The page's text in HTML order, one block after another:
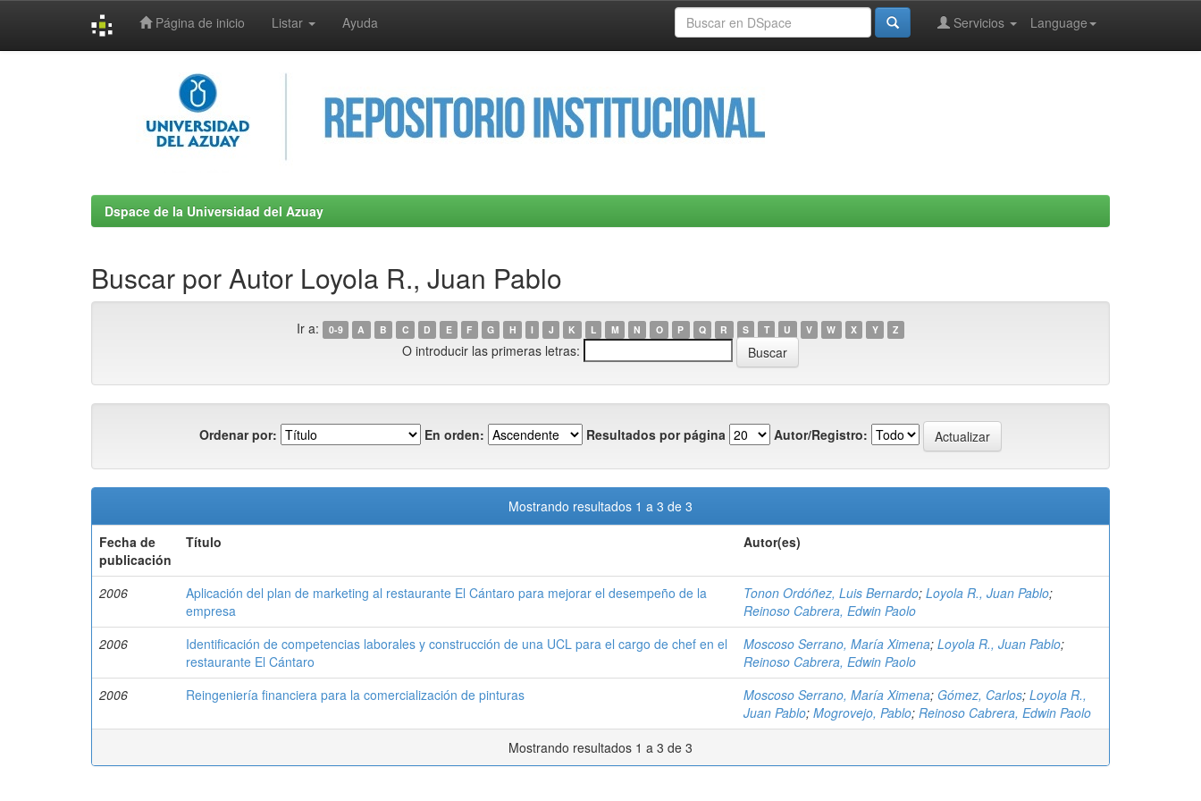
Página de inicio Listar Ayuda Language
Servicios
Dspace de la Universidad del Azuay
Buscar por Autor Loyola R., Juan Pablo
Ir a: 0-9 A B C D E F G H I J K L M N O P Q R S T U V W X Y Z
O introducir las primeras letras:
Ordenar por: En orden: Resultados por página Autor/Registro:
Mostrando resultados 1 a 3 de 3
Fecha de
publicación
Título Autor(es)
2006
Aplicación del plan de marketing al restaurante El Cántaro para mejorar el desempeño de la
empresa
Tonon Ordóñez, Luis Bernardo; Loyola R., Juan Pablo;
Reinoso Cabrera, Edwin Paolo
2006
Identificación de competencias laborales y construcción de una UCL para el cargo de chef en el
restaurante El Cántaro
Moscoso Serrano, María Ximena; Loyola R., Juan Pablo;
Reinoso Cabrera, Edwin Paolo
2006
Reingeniería financiera para la comercialización de pinturas Moscoso Serrano, María Ximena; Gómez, Carlos; Loyola R.,
Juan Pablo; Mogrovejo, Pablo; Reinoso Cabrera, Edwin Paolo
Mostrando resultados 1 a 3 de 3